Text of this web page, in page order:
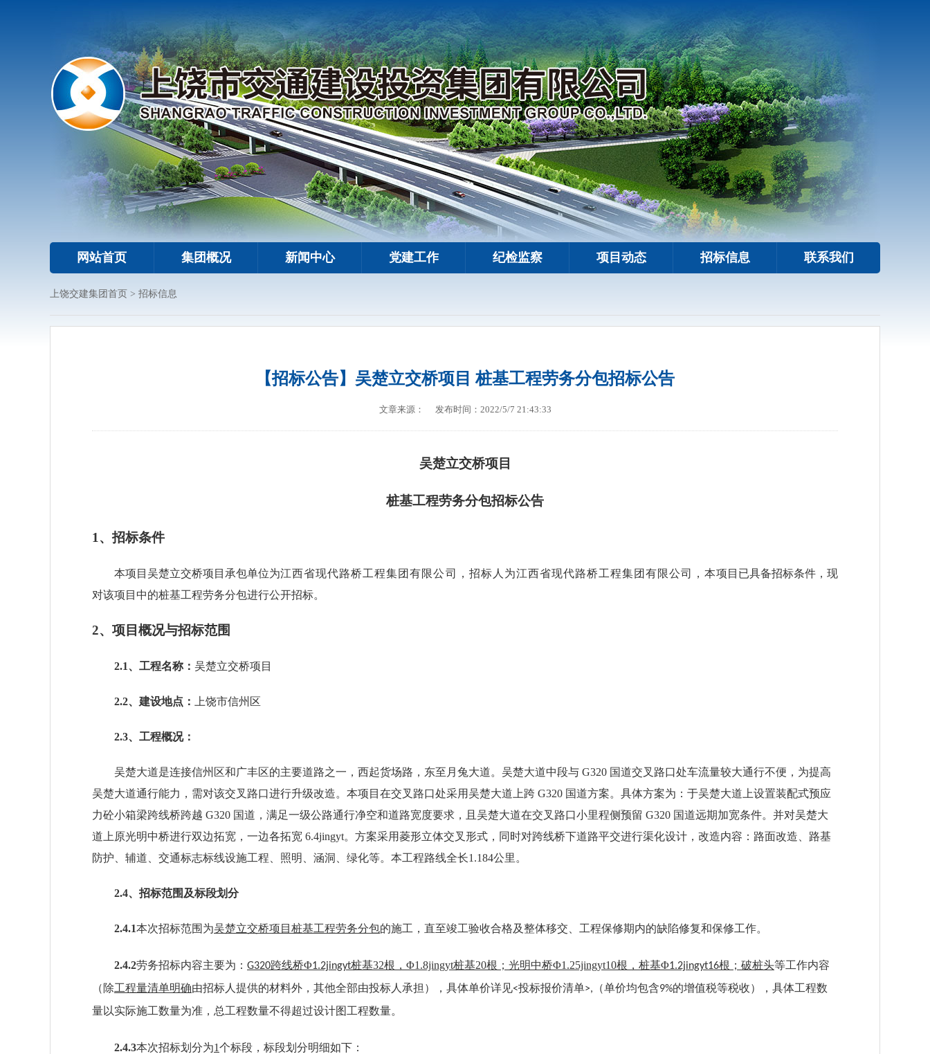
网站首页 集团概况 新闻中心 党建工作 纪检监察 项目动态 招标信息 联系我们
上饶交建集团首页 > 招标信息
【招标公告】吴楚立交桥项目 桩基工程劳务分包招标公告
文章来源： 发布时间：2022/5/7 21:43:33
吴楚立交桥项目
桩基工程劳务分包招标公告
1 、招标条件
本项目吴楚立交桥项目 承包单位为江西省现代路桥工程集团有限公司，招标人为江西省现代路桥工程集团有限公司，本项目已具备招标条件，现
对该项目中的桩基工程劳务分包进行公开招标。
2、 项目概况与招标范围
2.1、工程名称： 吴楚立交桥项目
2.2、建设地点： 上饶市信州区
2.3、工程概况：
吴楚大道是连接信州区和广丰区的主要道路之一，西起货场路，东至月兔大道。吴楚大道中段与 G320 国道交叉路口处车流量较大通行不便，为提高
吴楚大道通行能力，需对该交叉路口进行升级改造。本项目在交叉路口处采用吴楚大道上跨 G320 国道方案。具体方案为：于吴楚大道上设置装配式预应
力砼小箱梁跨线桥跨越 G320 国道，满足一级公路通行净空和道路宽度要求，且吴楚大道在交叉路口小里程侧预留 G320 国道远期加宽条件。并对吴楚大
道上原光明中桥进行双边拓宽，一边各拓宽 6.4jingyt。方案采用菱形立体交叉形式，同时对跨线桥下道路平交进行渠化设计，改造内容：路面改造、路基
防护、辅道、交通标志标线设施工程、照明、涵洞、绿化等。本工程路线全长1.184公里。
2.4、招标范围 及标段划分
2.4.1本次招标范围为吴楚立交桥项目桩基工程劳务分包的施工，直至竣工验收合格及整体移交、工程保修期内的缺陷修复和保修工作。
2.4.2劳务招标内容主要为： G320跨线桥Φ1.2jingyt桩基32根，Φ1.8jingyt桩基20根；光明中桥Φ1.25jingyt10根，桩基Φ1.2jingyt16根；破桩头等工作内容
（除工程量清单明确由招标人提供的材料外，其他全部由投标人承担），具体单价详见<投标报价清单>, （单价均包含9%的增值税等税收），具体工程数
量以实际施工数量为准，总工程数量不得超过设计图工程数量。
2.4.3本次招标划分为1个标段，标段划分明细如下：